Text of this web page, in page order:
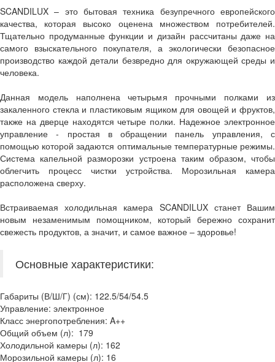
SCANDILUX – это бытовая техника безупречного европейского
качества, которая высоко оценена множеством потребителей.
Тщательно продуманные функции и дизайн рассчитаны даже на
самого взыскательного покупателя, а экологически безопасное
производство каждой детали безвредно для окружающей среды и
человека.
Данная модель наполнена четырьмя прочными полками из
закаленного стекла и пластиковым ящиком для овощей и фруктов,
также на дверце находятся четыре полки. Надежное электронное
управление - простая в обращении панель управления, с
помощью которой задаются оптимальные температурные режимы.
Система капельной разморозки устроена таким образом, чтобы
облегчить процесс чистки устройства. Морозильная камера
расположена сверху.
Встраиваемая холодильная камера SCANDILUX станет Вашим
новым незаменимым помощником, который бережно сохранит
свежесть продуктов, а значит, и самое важное – здоровье!
Основные характеристики:
Габариты (В/Ш/Г) (см): 122.5/54/54.5
Управление: электронное
Класс энергопотребления: A++
Общий объем (л): 179
Холодильной камеры (л): 162
Морозильной камеры (л): 16